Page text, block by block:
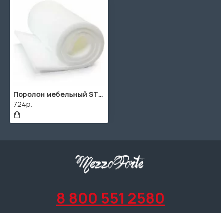
Поролон мебельный ST2536 20мм (2000x1000x20мм)
724р.
8 800 551 2580